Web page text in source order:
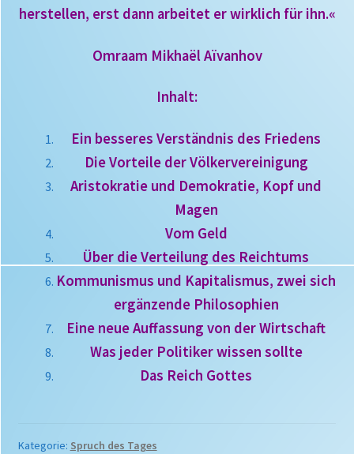
herstellen, erst dann arbeitet er wirklich für ihn.«
Omraam Mikhaël Aïvanhov
Inhalt:
Ein besseres Verständnis des Friedens
Die Vorteile der Völkervereinigung
Aristokratie und Demokratie, Kopf und
Magen
Vom Geld
Über die Verteilung des Reichtums
Kommunismus und Kapitalismus, zwei sich
ergänzende Philosophien
Eine neue Auffassung von der Wirtschaft
Was jeder Politiker wissen sollte
Das Reich Gottes
Kategorie: Spruch des Tages